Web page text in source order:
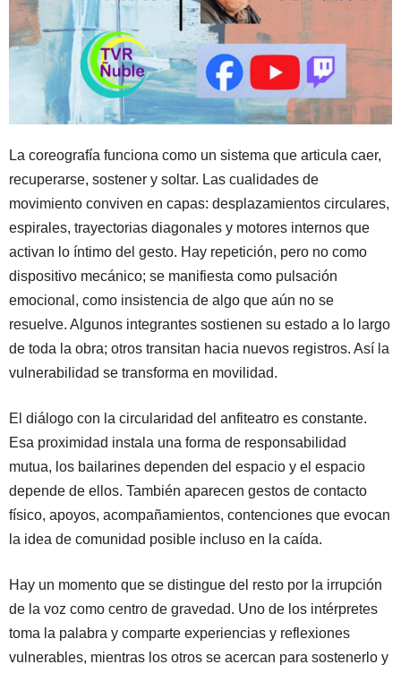
La coreografía funciona como un sistema que articula caer,
recuperarse, sostener y soltar. Las cualidades de
movimiento conviven en capas: desplazamientos circulares,
espirales, trayectorias diagonales y motores internos que
activan lo íntimo del gesto. Hay repetición, pero no como
dispositivo mecánico; se manifiesta como pulsación
emocional, como insistencia de algo que aún no se
resuelve. Algunos integrantes sostienen su estado a lo largo
de toda la obra; otros transitan hacia nuevos registros. Así la
vulnerabilidad se transforma en movilidad.
El diálogo con la circularidad del anfiteatro es constante.
Esa proximidad instala una forma de responsabilidad
mutua, los bailarines dependen del espacio y el espacio
depende de ellos. También aparecen gestos de contacto
físico, apoyos, acompañamientos, contenciones que evocan
la idea de comunidad posible incluso en la caída.
Hay un momento que se distingue del resto por la irrupción
de la voz como centro de gravedad. Uno de los intérpretes
toma la palabra y comparte experiencias y reflexiones
vulnerables, mientras los otros se acercan para sostenerlo y